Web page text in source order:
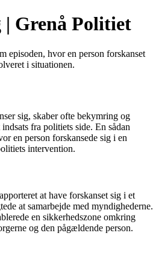
| Grenå Politiet
episoden, hvor en person forskanset
i situationen.
sig, skaber ofte bekymring og
fra politiets side. En sådan
en person forskansede sig i en
intervention.
at have forskanset sig i et
at samarbejde med myndighederne.
en sikkerhedszone omkring
og den pågældende person.